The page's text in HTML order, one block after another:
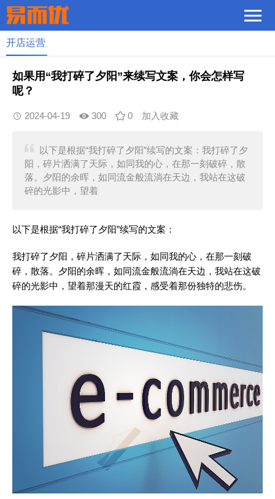
开店运营
如果用“我打碎了夕阳”来续写文案，你会怎样写
呢？
2024-04-19 300 0 加入收藏
以下是根据“我打碎了夕阳”续写的文案：我打碎了夕
阳，碎片洒满了天际，如同我的心，在那一刻破碎，散
落。夕阳的余晖，如同流金般流淌在天边，我站在这破
碎的光影中，望着
以下是根据“我打碎了夕阳”续写的文案：
我打碎了夕阳，碎片洒满了天际，如同我的心，在那一刻破
碎，散落。夕阳的余晖，如同流金般流淌在天边，我站在这破
碎的光影中，望着那漫天的红霞，感受着那份独特的悲伤。